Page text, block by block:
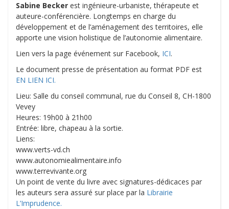
Sabine Becker est ingénieure-urbaniste, thérapeute et
auteure-conférencière. Longtemps en charge du
développement et de l’aménagement des territoires, elle
apporte une vision holistique de l’autonomie alimentaire.
Lien vers la page événement sur Facebook, ICI.
Le document presse de présentation au format PDF est
EN LIEN ICI.
Lieu: Salle du conseil communal, rue du Conseil 8, CH-1800
Vevey
Heures: 19h00 à 21h00
Entrée: libre, chapeau à la sortie.
Liens:
www.verts-vd.ch
www.autonomiealimentaire.info
www.terrevivante.org
Un point de vente du livre avec signatures-dédicaces par
les auteurs sera assuré sur place par la Librairie
L’Imprudence.